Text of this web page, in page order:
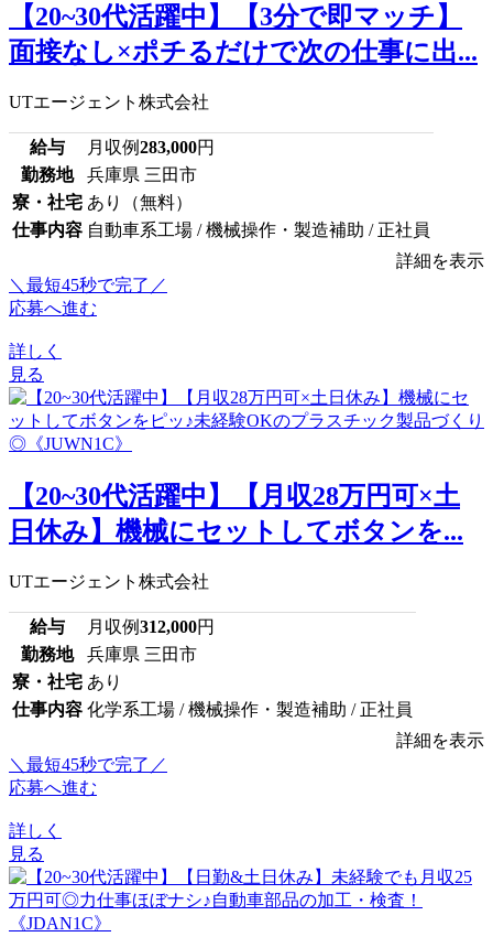
【20~30代活躍中】【3分で即マッチ】
面接なし×ポチるだけで次の仕事に出...
UTエージェント株式会社
給与 月収例283,000円
勤務地
兵庫県 三田市
寮・社宅 あり（無料）
仕事内容 自動車系工場 / 機械操作・製造補助 / 正社員
詳細を表示
＼最短45秒で完了／
応募へ進む
詳しく
見る
【20~30代活躍中】【月収28万円可×土
日休み】機械にセットしてボタンを...
UTエージェント株式会社
給与 月収例312,000円
勤務地
兵庫県 三田市
寮・社宅 あり
仕事内容 化学系工場 / 機械操作・製造補助 / 正社員
詳細を表示
＼最短45秒で完了／
応募へ進む
詳しく
見る